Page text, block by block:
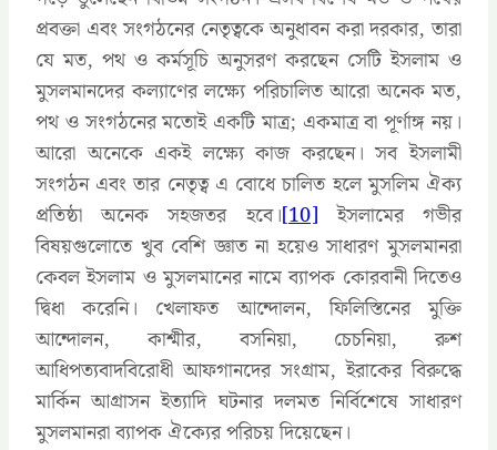
প্রবক্তা এবং সংগঠনের নেতৃত্বকে অনুধাবন করা দরকার, তারা
যে মত, পথ ও কর্মসূচি অনুসরণ করছেন সেটি ইসলাম ও
মুসলমানদের কল্যাণের লক্ষ্যে পরিচালিত আরো অনেক মত,
পথ ও সংগঠনের মতোই একটি মাত্র; একমাত্র বা পূর্ণাঙ্গ নয়।
আরো অনেকে একই লক্ষ্যে কাজ করছেন। সব ইসলামী
সংগঠন এবং তার নেতৃত্ব এ বোধে চালিত হলে মুসলিম ঐক্য
প্রতিষ্ঠা অনেক সহজতর হবে।[10] ইসলামের গভীর
বিষয়গুলোতে খুব বেশি জ্ঞাত না হয়েও সাধারণ মুসলমানরা
কেবল ইসলাম ও মুসলমানের নামে ব্যাপক কোরবানী দিতেও
দ্বিধা করেনি। খেলাফত আন্দোলন, ফিলিস্তিনের মুক্তি
আন্দোলন, কাশ্মীর, বসনিয়া, চেচনিয়া, রুশ
আধিপত্যবাদবিরোধী আফগানদের সংগ্রাম, ইরাকের বিরুদ্ধে
মার্কিন আগ্রাসন ইত্যাদি ঘটনার দলমত নির্বিশেষে সাধারণ
মুসলমানরা ব্যাপক ঐক্যের পরিচয় দিয়েছেন।